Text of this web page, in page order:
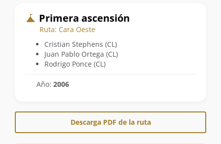
Primera ascensión
Ruta: Cara Oeste
Cristian Stephens (CL)
Juan Pablo Ortega (CL)
Rodrigo Ponce (CL)
Año: 2006
Descarga PDF de la ruta